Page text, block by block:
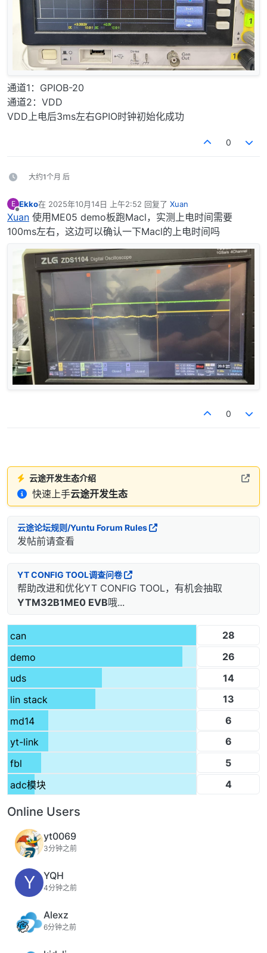
通道1：GPIOB-20
通道2：VDD
VDD上电后3ms左右GPIO时钟初始化成功
0
大约1个月 后
E
离线
Ekko在 2025年10月14日 上午2:52 回复了 Xuan
最后由 编辑
Xuan 使用ME05 demo板跑Macl，实测上电时间需要
100ms左右，这边可以确认一下Macl的上电时间吗
0
云途开发生态介绍
快速上手云途开发生态
云途论坛规则/Yuntu Forum Rules
发帖前请查看
YT CONFIG TOOL调查问卷
帮助改进和优化YT CONFIG TOOL，有机会抽取
YTM32B1ME0 EVB哦...
can
28
demo
26
uds
14
lin stack
13
md14
6
yt-link
6
fbl
5
adc模块
4
Online Users
yt0069
3分钟之前
Y YQH
4分钟之前
Alexz
6分钟之前